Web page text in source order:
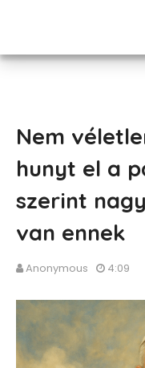
Nem
hunyt el a
szerint
van ennek
Anonymous 4:09